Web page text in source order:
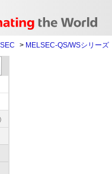
> MELSEC-QS/WSシリーズ